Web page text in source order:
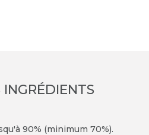
90% (minimum 70%).